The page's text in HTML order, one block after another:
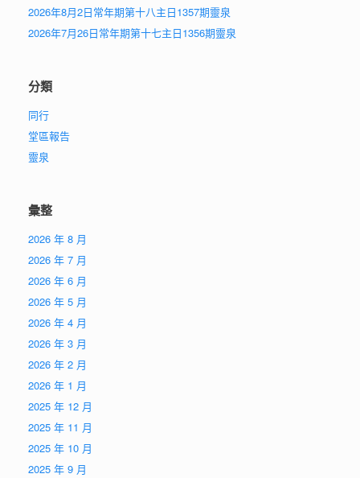
2026年8月2日常年期第十八主日1357期靈泉
2026年7月26日常年期第十七主日1356期靈泉
分類
同行
堂區報告
靈泉
彙整
2026 年 8 月
2026 年 7 月
2026 年 6 月
2026 年 5 月
2026 年 4 月
2026 年 3 月
2026 年 2 月
2026 年 1 月
2025 年 12 月
2025 年 11 月
2025 年 10 月
2025 年 9 月